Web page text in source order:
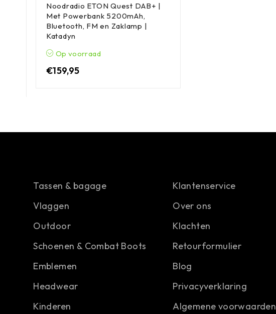
Noodradio ETON Quest DAB+ |
Met Powerbank 5200mAh,
Bluetooth, FM en Zaklamp |
Katadyn
Op voorraad
€159,95
Tassen & bagage
Vlaggen
Outdoor
Schoenen & Combat Boots
Emblemen
Headwear
Kinderen
Klantenservice
Over ons
Klachten
Retourformulier
Blog
Privacyverklaring
Algemene voorwaarden